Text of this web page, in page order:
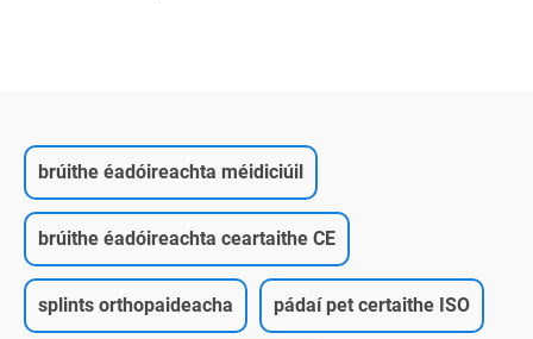
brúithe éadóireachta méidiciúil
brúithe éadóireachta ceartaithe CE
splints orthopaideacha pádaí pet certaithe ISO